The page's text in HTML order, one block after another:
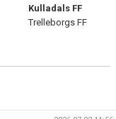
Kulladals FF
Trelleborgs FF